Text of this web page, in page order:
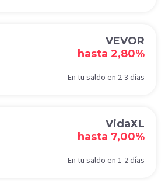
VEVOR
hasta 2,80%
En tu saldo en 2-3 días
VidaXL
hasta 7,00%
En tu saldo en 1-2 días